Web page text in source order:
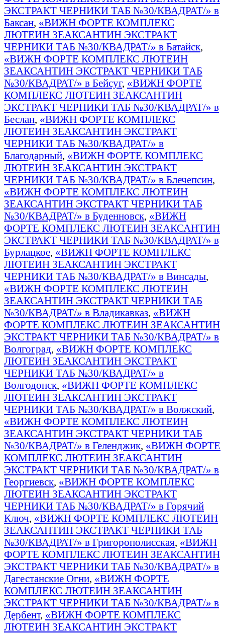
ЭКСТРАКТ ЧЕРНИКИ ТАБ №30/КВАДРАТ/» в
Баксан, «ВИЖН ФОРТЕ КОМПЛЕКС
ЛЮТЕИН ЗЕАКСАНТИН ЭКСТРАКТ
ЧЕРНИКИ ТАБ №30/КВАДРАТ/» в Батайск,
«ВИЖН ФОРТЕ КОМПЛЕКС ЛЮТЕИН
ЗЕАКСАНТИН ЭКСТРАКТ ЧЕРНИКИ ТАБ
№30/КВАДРАТ/» в Бейсуг, «ВИЖН ФОРТЕ
КОМПЛЕКС ЛЮТЕИН ЗЕАКСАНТИН
ЭКСТРАКТ ЧЕРНИКИ ТАБ №30/КВАДРАТ/» в
Беслан, «ВИЖН ФОРТЕ КОМПЛЕКС
ЛЮТЕИН ЗЕАКСАНТИН ЭКСТРАКТ
ЧЕРНИКИ ТАБ №30/КВАДРАТ/» в
Благодарный, «ВИЖН ФОРТЕ КОМПЛЕКС
ЛЮТЕИН ЗЕАКСАНТИН ЭКСТРАКТ
ЧЕРНИКИ ТАБ №30/КВАДРАТ/» в Блечепсин,
«ВИЖН ФОРТЕ КОМПЛЕКС ЛЮТЕИН
ЗЕАКСАНТИН ЭКСТРАКТ ЧЕРНИКИ ТАБ
№30/КВАДРАТ/» в Буденновск, «ВИЖН
ФОРТЕ КОМПЛЕКС ЛЮТЕИН ЗЕАКСАНТИН
ЭКСТРАКТ ЧЕРНИКИ ТАБ №30/КВАДРАТ/» в
Бурлацкое, «ВИЖН ФОРТЕ КОМПЛЕКС
ЛЮТЕИН ЗЕАКСАНТИН ЭКСТРАКТ
ЧЕРНИКИ ТАБ №30/КВАДРАТ/» в Винсады,
«ВИЖН ФОРТЕ КОМПЛЕКС ЛЮТЕИН
ЗЕАКСАНТИН ЭКСТРАКТ ЧЕРНИКИ ТАБ
№30/КВАДРАТ/» в Владикавказ, «ВИЖН
ФОРТЕ КОМПЛЕКС ЛЮТЕИН ЗЕАКСАНТИН
ЭКСТРАКТ ЧЕРНИКИ ТАБ №30/КВАДРАТ/» в
Волгоград, «ВИЖН ФОРТЕ КОМПЛЕКС
ЛЮТЕИН ЗЕАКСАНТИН ЭКСТРАКТ
ЧЕРНИКИ ТАБ №30/КВАДРАТ/» в
Волгодонск, «ВИЖН ФОРТЕ КОМПЛЕКС
ЛЮТЕИН ЗЕАКСАНТИН ЭКСТРАКТ
ЧЕРНИКИ ТАБ №30/КВАДРАТ/» в Волжский,
«ВИЖН ФОРТЕ КОМПЛЕКС ЛЮТЕИН
ЗЕАКСАНТИН ЭКСТРАКТ ЧЕРНИКИ ТАБ
№30/КВАДРАТ/» в Геленджик, «ВИЖН ФОРТЕ
КОМПЛЕКС ЛЮТЕИН ЗЕАКСАНТИН
ЭКСТРАКТ ЧЕРНИКИ ТАБ №30/КВАДРАТ/» в
Георгиевск, «ВИЖН ФОРТЕ КОМПЛЕКС
ЛЮТЕИН ЗЕАКСАНТИН ЭКСТРАКТ
ЧЕРНИКИ ТАБ №30/КВАДРАТ/» в Горячий
Ключ, «ВИЖН ФОРТЕ КОМПЛЕКС ЛЮТЕИН
ЗЕАКСАНТИН ЭКСТРАКТ ЧЕРНИКИ ТАБ
№30/КВАДРАТ/» в Григорополисская, «ВИЖН
ФОРТЕ КОМПЛЕКС ЛЮТЕИН ЗЕАКСАНТИН
ЭКСТРАКТ ЧЕРНИКИ ТАБ №30/КВАДРАТ/» в
Дагестанские Огни, «ВИЖН ФОРТЕ
КОМПЛЕКС ЛЮТЕИН ЗЕАКСАНТИН
ЭКСТРАКТ ЧЕРНИКИ ТАБ №30/КВАДРАТ/» в
Дербент, «ВИЖН ФОРТЕ КОМПЛЕКС
ЛЮТЕИН ЗЕАКСАНТИН ЭКСТРАКТ